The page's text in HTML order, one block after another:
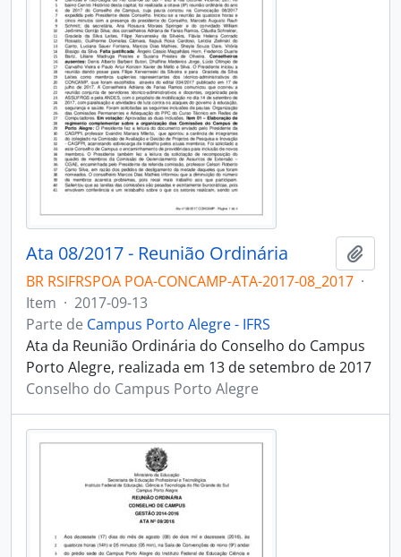
Ata 08/2017 - Reunião Ordinária
BR RSIFRSPOA POA-CONCAMP-ATA-2017-08_2017 ·
Item · 2017-09-13
Parte de Campus Porto Alegre - IFRS
Ata da Reunião Ordinária do Conselho do Campus
Porto Alegre, realizada em 13 de setembro de 2017
Conselho do Campus Porto Alegre